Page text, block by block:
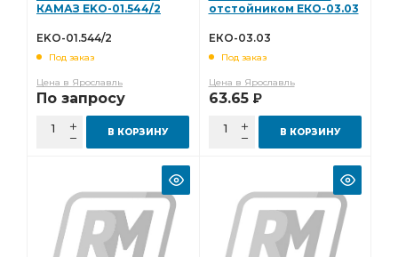
КАМАЗ EKO-01.544/2
EKO-01.544/2
Под заказ
Цена в Ярославль
По запросу
В КОРЗИНУ
отстойником ЕКО-03.03
ЕКО-03.03
Под заказ
Цена в Ярославль
63.65 Р
В КОРЗИНУ